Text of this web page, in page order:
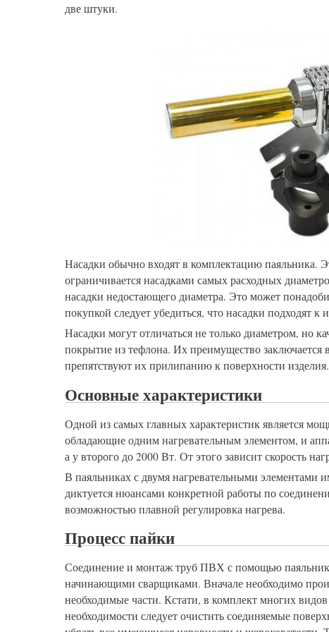
две штуки.
Насадки обычно входят в комплектацию
ограничивается насадками самых расходных
насадки недостающего диаметра. Это может
покупкой следует убедиться, что насадки подходят
Насадки могут отличаться не только диаметром, но
покрытие из тефлона. Их преимущество
препятствуют их прилипанию к поверхности
Основные характеристики
Одной из самых главных характеристик является
обладающие одним нагревательным элементом, и
а у второго до 2000 Вт. От этого зависит скорость
В паяльниках с двумя нагревательными элементами
диктуется нюансами конкретной работы по
возможностью плавной регулировка нагрева.
Процесс пайки
Соединение и монтаж труб ПВХ с помощью
начинающими сварщиками. Вначале необходимо
необходимые части. Кстати, в комплект многих
необходимости следует очистить соединяемые